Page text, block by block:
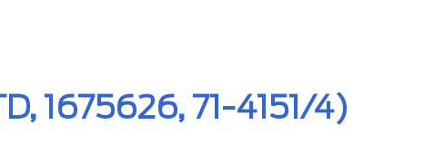
1675626, 71-4151/4)